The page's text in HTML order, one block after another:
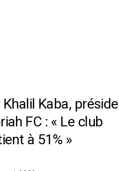
Khalil Kaba,
FC : « Le club
à 51% »